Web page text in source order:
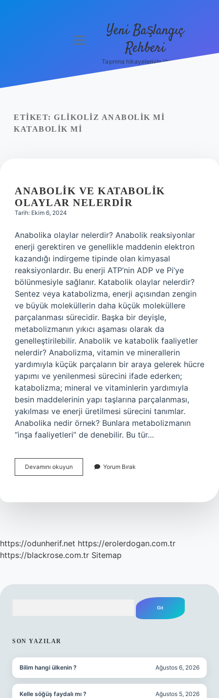
Politikası
Yasal Uyarı
menüyü
Yeni Başlangıç
Rehberi
Taşınma hikayeleriyle ilham bul!
ETIKET: GLIKOLIZ ANABOLIK MI
KATABOLIK MI
ANABOLIK VE KATABOLIK
OLAYLAR NELERDIR
Tarih: Ekim 6, 2024
Anabolika olaylar nelerdir? Anabolik reaksiyonlar
enerji gerektiren ve genellikle maddenin elektron
kazandığı indirgeme tipinde olan kimyasal
reaksiyonlardır. Bu enerji ATP’nin ADP ve Pi’ye
bölünmesiyle sağlanır. Katabolik olaylar nelerdir?
Sentez veya katabolizma, enerji açısından zengin
ve büyük moleküllerin daha küçük moleküllere
parçalanması sürecidir. Başka bir deyişle,
metabolizmanın yıkıcı aşaması olarak da
genelleştirilebilir. Anabolik ve katabolik faaliyetler
nelerdir? Anabolizma, vitamin ve minerallerin
yardımıyla küçük parçaların bir araya gelerek hücre
yapımı ve yenilenmesi sürecini ifade ederken;
katabolizma; mineral ve vitaminlerin yardımıyla
besin maddelerinin yapı taşlarına parçalanması,
yakılması ve enerji üretilmesi sürecini tanımlar.
Anabolika nedir örnek? Bunlara metabolizmanın
“inşa faaliyetleri” de denebilir. Bu tür…
Devamını okuyun Anabolik
Ve
Nelerdir
Yorum Bırak
https://odunherif.net https://erolerdogan.com.tr
https://blackrose.com.tr Sitemap
SON YAZILAR
Bilim hangi ülkenin ? Ağustos 6, 2026
Kelle söğüş faydalı mı ? Ağustos 5, 2026